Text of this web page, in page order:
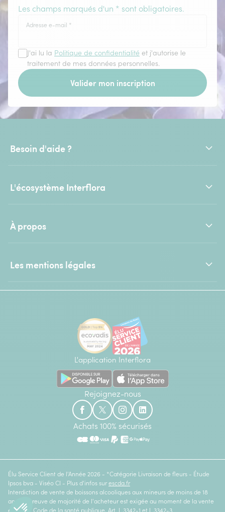
Les champs marqués d'un * sont obligatoires.
Adresse e-mail *
J'ai lu la Politique de confidentialité et j'autorise le
traitement de mes données personnelles.
Valider mon inscription
Besoin d'aide ?
L'écosystème Interflora
À propos
Les mentions légales
L'application Interflora
Rejoignez-nous
Achats 100% sécurisés
Élu Service Client de l'Année 2026 - *Catégorie Livraison de fleurs - Étude
Ipsos bva - Viséo CI - Plus d'infos sur escda.fr
Interdiction de vente de boissons alcooliques aux mineurs de moins de 18
ans. La preuve de majorité de l'acheteur est exigée au moment de la vente
en ligne. Code de la santé publique, Art. L.3342-1 et L.3342-3